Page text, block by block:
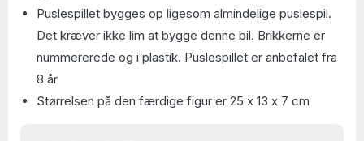
Puslespillet bygges op ligesom almindelige puslespil.
Det kræver ikke lim at bygge denne bil. Brikkerne er
nummererede og i plastik. Puslespillet er anbefalet fra
8 år
Størrelsen på den færdige figur er 25 x 13 x 7 cm